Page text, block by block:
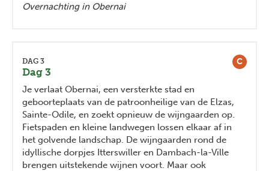
Overnachting in Obernai
C
DAG 3
Dag 3
Je verlaat Obernai, een versterkte stad en
geboorteplaats van de patroonheilige van de Elzas,
Sainte-Odile, en zoekt opnieuw de wijngaarden op.
Fietspaden en kleine landwegen lossen elkaar af in
het golvende landschap. De wijngaarden rond de
idyllische dorpjes Itterswiller en Dambach-la-Ville
brengen uitstekende wijnen voort. Maar ook